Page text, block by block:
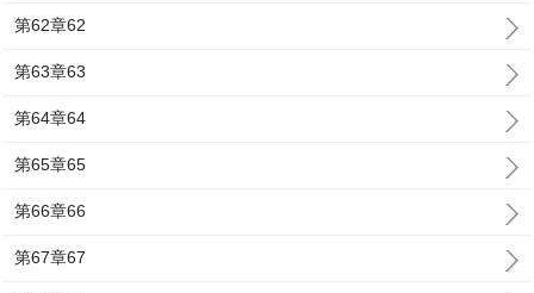
第62章62
第63章63
第64章64
第65章65
第66章66
第67章67